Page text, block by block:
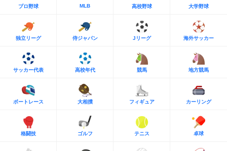
プロ野球 MLB 高校野球 大学野球
独立リーグ 侍ジャパン Jリーグ 海外サッカー
サッカー代表 高校年代 競馬 地方競馬
ボートレース 大相撲 フィギュア カーリング
格闘技 ゴルフ テニス 卓球